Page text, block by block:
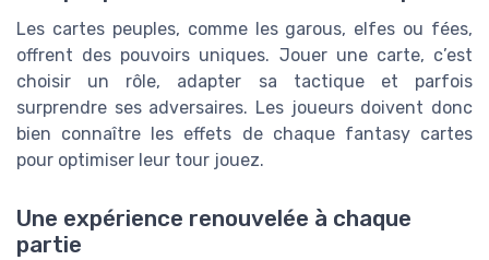
Les cartes peuples, comme les garous, elfes ou fées,
offrent des pouvoirs uniques. Jouer une carte, c’est
choisir un rôle, adapter sa tactique et parfois
surprendre ses adversaires. Les joueurs doivent donc
bien connaître les effets de chaque fantasy cartes
pour optimiser leur tour jouez.
Une expérience renouvelée à chaque
partie